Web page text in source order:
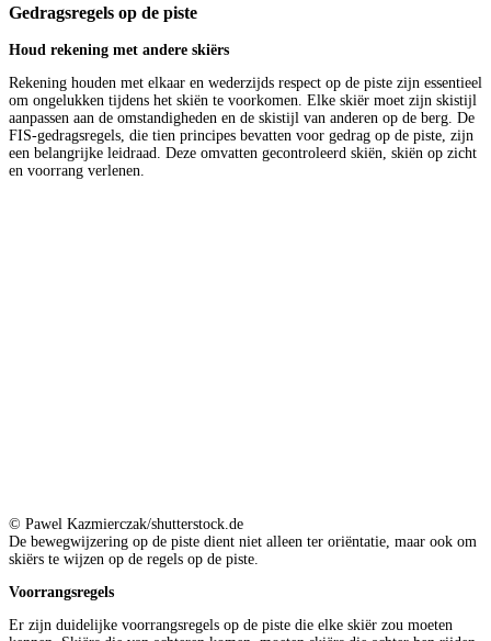
Gedragsregels op de piste
Houd rekening met andere skiërs
Rekening houden met elkaar en wederzijds respect op de piste zijn essentieel
om ongelukken tijdens het skiën te voorkomen. Elke skiër moet zijn skistijl
aanpassen aan de omstandigheden en de skistijl van anderen op de berg. De
FIS-gedragsregels, die tien principes bevatten voor gedrag op de piste, zijn
een belangrijke leidraad. Deze omvatten gecontroleerd skiën, skiën op zicht
en voorrang verlenen.
© Pawel Kazmierczak/shutterstock.de
De bewegwijzering op de piste dient niet alleen ter oriëntatie, maar ook om
skiërs te wijzen op de regels op de piste.
Voorrangsregels
Er zijn duidelijke voorrangsregels op de piste die elke skiër zou moeten